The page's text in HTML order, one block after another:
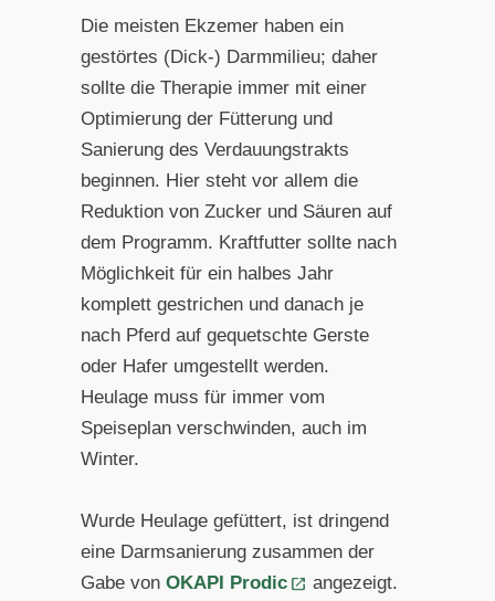
Die meisten Ekzemer haben ein
gestörtes (Dick-) Darmmilieu; daher
sollte die Therapie immer mit einer
Optimierung der Fütterung und
Sanierung des Verdauungstrakts
beginnen. Hier steht vor allem die
Reduktion von Zucker und Säuren auf
dem Programm. Kraftfutter sollte nach
Möglichkeit für ein halbes Jahr
komplett gestrichen und danach je
nach Pferd auf gequetschte Gerste
oder Hafer umgestellt werden.
Heulage muss für immer vom
Speiseplan verschwinden, auch im
Winter.
Wurde Heulage gefüttert, ist dringend
eine Darmsanierung zusammen der
Gabe von OKAPI Prodic
angezeigt.